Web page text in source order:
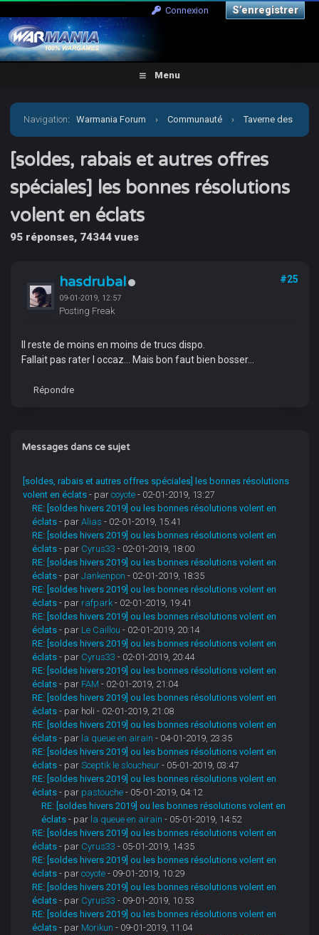
Connexion S’enregistrer
Menu
Navigation:Warmania Forum › Communauté › Taverne des
joueurs › [soldes, rabais et autres offres spéciales] les
bonnes résolutions volent en éclats
[soldes, rabais et autres offres
spéciales] les bonnes résolutions
volent en éclats
95 réponses, 74344 vues
hasdrubal
09-01-2019, 12:57
Posting Freak
#25
Il reste de moins en moins de trucs dispo.
Fallait pas rater l occaz... Mais bon faut bien bosser...
Répondre
Messages dans ce sujet
[soldes, rabais et autres offres spéciales] les bonnes résolutions
volent en éclats - parcoyote - 02-01-2019, 13:27
RE: [soldes hivers 2019] ou les bonnes résolutions volent en
éclats - parAlias - 02-01-2019, 15:41
RE: [soldes hivers 2019] ou les bonnes résolutions volent en
éclats - par Cyrus33 - 02-01-2019, 18:00
RE: [soldes hivers 2019] ou les bonnes résolutions volent en
éclats - parJankenpon - 02-01-2019, 18:35
RE: [soldes hivers 2019] ou les bonnes résolutions volent en
éclats - par rafpark - 02-01-2019, 19:41
RE: [soldes hivers 2019] ou les bonnes résolutions volent en
éclats - par Le Caillou - 02-01-2019, 20:14
RE: [soldes hivers 2019] ou les bonnes résolutions volent en
éclats - par Cyrus33 - 02-01-2019, 20:44
RE: [soldes hivers 2019] ou les bonnes résolutions volent en
éclats - par FAM - 02-01-2019, 21:04
RE: [soldes hivers 2019] ou les bonnes résolutions volent en
éclats - par holi - 02-01-2019, 21:08
RE: [soldes hivers 2019] ou les bonnes résolutions volent en
éclats - par la queue en airain - 04-01-2019, 23:35
RE: [soldes hivers 2019] ou les bonnes résolutions volent en
éclats - parSceptik le sloucheur - 05-01-2019, 03:47
RE: [soldes hivers 2019] ou les bonnes résolutions volent en
éclats - par pastouche - 05-01-2019, 04:12
RE: [soldes hivers 2019] ou les bonnes résolutions volent en
éclats - par la queue en airain - 05-01-2019, 14:52
RE: [soldes hivers 2019] ou les bonnes résolutions volent en
éclats - par Cyrus33 - 05-01-2019, 14:35
RE: [soldes hivers 2019] ou les bonnes résolutions volent en
éclats - parcoyote - 09-01-2019, 10:29
RE: [soldes hivers 2019] ou les bonnes résolutions volent en
éclats - par Cyrus33 - 09-01-2019, 10:53
RE: [soldes hivers 2019] ou les bonnes résolutions volent en
éclats - par Morikun - 09-01-2019, 11:04